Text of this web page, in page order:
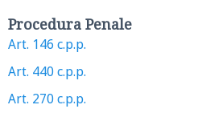
Procedura Penale
Art. 146 c.p.p.
Art. 440 c.p.p.
Art. 270 c.p.p.